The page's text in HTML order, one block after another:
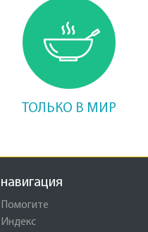
ТОЛЬКО В МИР
навигация
Помогите
Индекс